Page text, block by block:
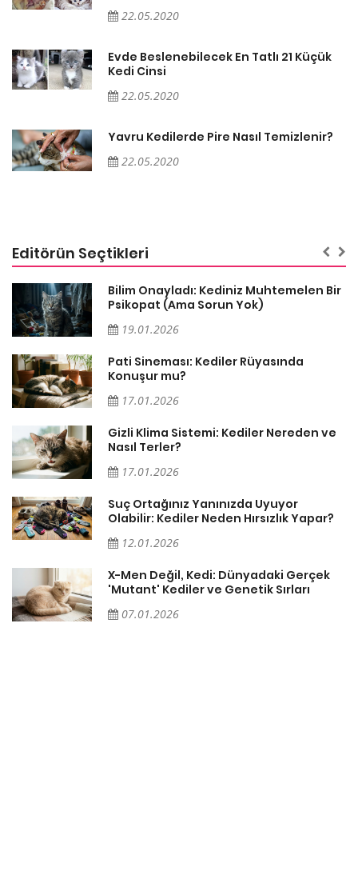
22.05.2020
Evde Beslenebilecek En Tatlı 21 Küçük
Kedi Cinsi
22.05.2020
Yavru Kedilerde Pire Nasıl Temizlenir?
22.05.2020
Editörün Seçtikleri
Bilim Onayladı: Kediniz Muhtemelen Bir
Psikopat (Ama Sorun Yok)
19.01.2026
Pati Sineması: Kediler Rüyasında
Konuşur mu?
17.01.2026
Gizli Klima Sistemi: Kediler Nereden ve
Nasıl Terler?
17.01.2026
Suç Ortağınız Yanınızda Uyuyor
Olabilir: Kediler Neden Hırsızlık Yapar?
12.01.2026
X-Men Değil, Kedi: Dünyadaki Gerçek
'Mutant' Kediler ve Genetik Sırları
07.01.2026